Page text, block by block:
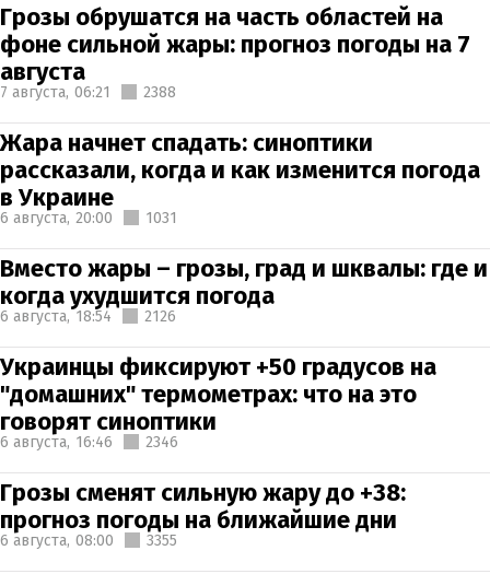
Грозы обрушатся на часть областей на
фоне сильной жары: прогноз погоды на 7
августа
7 августа, 06:21 2388
Жара начнет спадать: синоптики
рассказали, когда и как изменится погода
в Украине
6 августа, 20:00 1031
Вместо жары – грозы, град и шквалы: где и
когда ухудшится погода
6 августа, 18:54 2126
Украинцы фиксируют +50 градусов на
"домашних" термометрах: что на это
говорят синоптики
6 августа, 16:46 2346
Грозы сменят сильную жару до +38:
прогноз погоды на ближайшие дни
6 августа, 08:00 3355